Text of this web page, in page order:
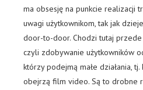
ma obsesję na punkcie realizacji
uwagi użytkownikom, tak jak
door-to-door. Chodzi tutaj
czyli zdobywanie użytkowników
którzy podejmą małe działania,
obejrzą film video. Są to drobne